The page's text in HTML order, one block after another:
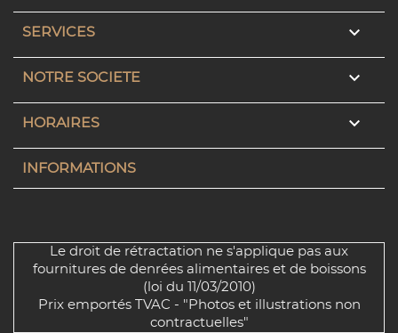
SERVICES 
NOTRE SOCIETE 
HORAIRES 
INFORMATIONS
Le droit de rétractation ne s'applique pas aux
fournitures de denrées alimentaires et de boissons
(loi du 11/03/2010)
Prix emportés TVAC - "Photos et illustrations non
contractuelles"